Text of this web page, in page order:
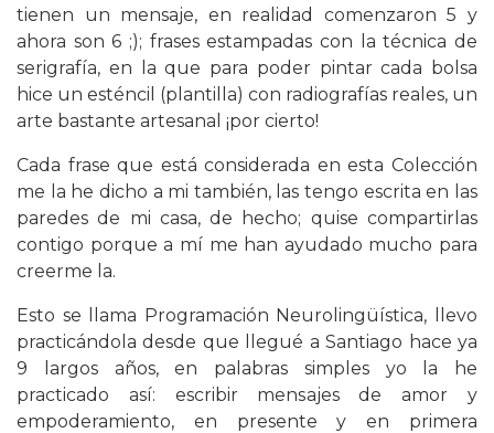
tienen un mensaje, en realidad comenzaron 5 y
ahora son 6 ;); frases estampadas con la técnica de
serigrafía, en la que para poder pintar cada bolsa
hice un esténcil (plantilla) con radiografías reales, un
arte bastante artesanal ¡por cierto!
Cada frase que está considerada en esta Colección
me la he dicho a mi también, las tengo escrita en las
paredes de mi casa, de hecho; quise compartirlas
contigo porque a mí me han ayudado mucho para
creerme la.
Esto se llama Programación Neurolingüística, llevo
practicándola desde que llegué a Santiago hace ya
9 largos años, en palabras simples yo la he
practicado así: escribir mensajes de amor y
empoderamiento, en presente y en primera